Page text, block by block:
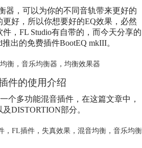
器，可以为你的不同音轨带来更好的
好，所以你想要好的EQ效果，必然
，FL Studio有自带的，而今天分享的
出的免费插件BootEQ mkIII。
衡， 音乐均衡器 ， 均衡效果器
件的使用介绍
个多功能混音插件，在这篇文章中，
DISTORTION部分。
， FL插件， 失真效果， 混音均衡， 音乐均衡